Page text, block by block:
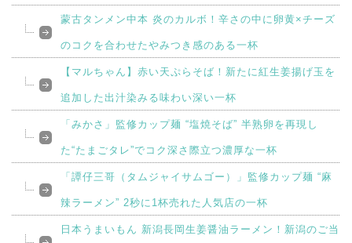
蒙古タンメン中本 炎のカルボ！辛さの中に卵黄×チーズ
のコクを合わせたやみつき感のある一杯
【マルちゃん】赤い天ぷらそば！新たに紅生姜揚げ玉を
追加した出汁染みる味わい深い一杯
「みかさ」監修カップ麺 “塩焼そば” 半熟卵を再現し
た“たまごタレ”でコク深さ際立つ濃厚な一杯
「譚仔三哥（タムジャイサムゴー）」監修カップ麺 “麻
辣ラーメン” 2秒に1杯売れた人気店の一杯
日本うまいもん 新潟長岡生姜醤油ラーメン！新潟のご当